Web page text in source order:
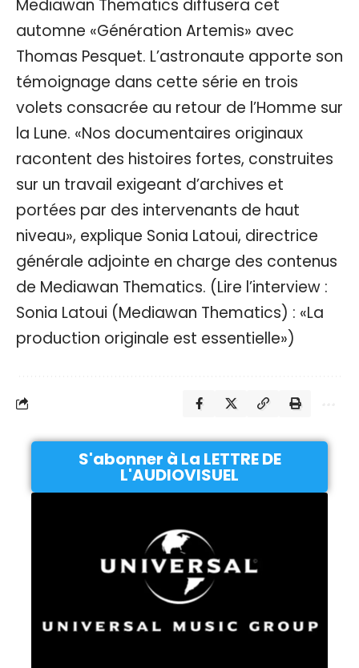
Mediawan Thematics diffusera cet
automne «Génération Artemis» avec
Thomas Pesquet. L’astronaute apporte son
témoignage dans cette série en trois
volets consacrée au retour de l’Homme sur
la Lune. «Nos documentaires originaux
racontent des histoires fortes, construites
sur un travail exigeant d’archives et
portées par des intervenants de haut
niveau», explique Sonia Latoui, directrice
générale adjointe en charge des contenus
de Mediawan Thematics. (Lire l’interview :
Sonia Latoui (Mediawan Thematics) : «La
production originale est essentielle»)
S'abonner à La LETTRE DE
L'AUDIOVISUEL